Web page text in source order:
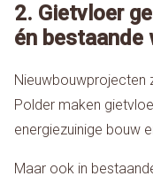
2. Gietvloer
én bestaande
Nieuwbouwprojecten
Polder maken
energiezuinige bouw
Maar ook in